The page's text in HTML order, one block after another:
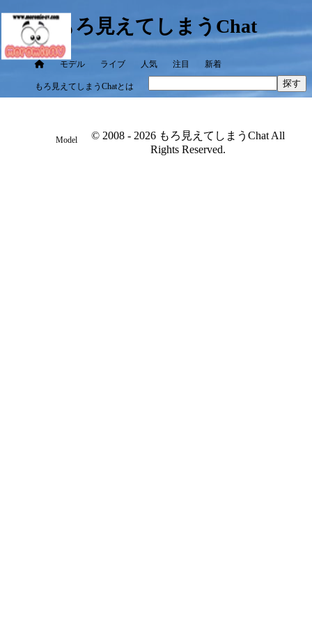
もろ見えてしまうChat
モデル ライブ 人気 注目 新着
もろ見えてしまうChatとは 探す
Model
© 2008 - 2026 もろ見えてしまうChat All
Rights Reserved.